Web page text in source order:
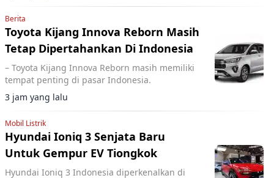
Berita
Toyota Kijang Innova Reborn Masih
Tetap Dipertahankan Di Indonesia
– Toyota Kijang Innova Reborn masih memiliki
tempat penting di pasar Indonesia.
3 jam yang lalu
Mobil Listrik
Hyundai Ioniq 3 Senjata Baru
Untuk Gempur EV Tiongkok
Hyundai Ioniq 3 Indonesia diperkenalkan di